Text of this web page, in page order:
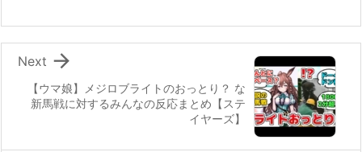
【ウマ娘】メジロブライトのおっとり？ な
新馬戦に対するみんなの反応まとめ【ステ
イヤーズ】

Next